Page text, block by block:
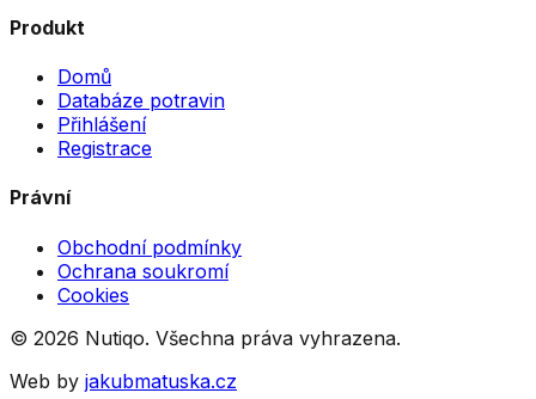
Produkt
Domů
Databáze potravin
Přihlášení
Registrace
Právní
Obchodní podmínky
Ochrana soukromí
Cookies
© 2026 Nutiqo. Všechna práva vyhrazena.
Web by jakubmatuska.cz